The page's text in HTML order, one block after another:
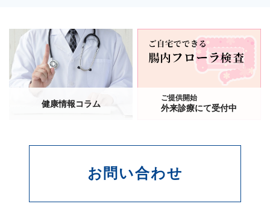
健康情報コラム
ご提供開始
外来診療にて受付中
お問い合わせ